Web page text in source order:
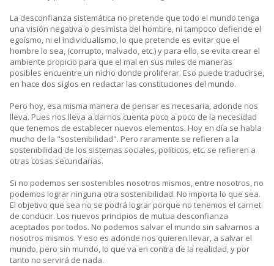
La desconfianza sistemática no pretende que todo el mundo tenga
una visión negativa o pesimista del hombre, ni tampoco defiende el
egoísmo, ni el individualismo, lo que pretende es evitar que el
hombre lo sea, (corrupto, malvado, etc.) y para ello, se evita crear el
ambiente propicio para que el mal en sus miles de maneras
posibles encuentre un nicho donde proliferar. Eso puede traducirse,
en hace dos siglos en redactar las constituciones del mundo.
Pero hoy, esa misma manera de pensar es necesaria, adonde nos
lleva. Pues nos lleva a darnos cuenta poco a poco de la necesidad
que tenemos de establecer nuevos elementos. Hoy en día se habla
mucho de la "sostenibilidad". Pero raramente se refieren a la
sostenibilidad de los sistemas sociales, políticos, etc. se refieren a
otras cosas secundarias.
Si no podemos ser sostenibles nosotros mismos, entre nosotros, no
podemos lograr ninguna otra sostenibilidad. No importa lo que sea.
El objetivo que sea no se podrá lograr porque no tenemos el carnet
de conducir. Los nuevos principios de mutua desconfianza
aceptados por todos. No podemos salvar el mundo sin salvarnos a
nosotros mismos. Y eso es adonde nos quieren llevar, a salvar el
mundo, pero sin mundo, lo que va en contra de la realidad, y por
tanto no servirá de nada.